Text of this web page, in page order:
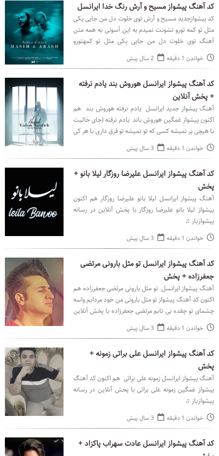
کد آهنگ پیشواز مسیح و آرش رنگ خدا ایرانسل
کد پیشوازجدید مسیح و آرش توی خلوت دل من جایی یکی
مثل تو کمه تورو نشونت نمیدم به این آسونی به همه متن
آهنگ توی خلوت دل من جایی یکی مثل تو کمهتورو
نشونت نمیدم به این آسونی به همهآخه فرق داری میدونی
که خواندن 1 دقیقه 2 سال پیش
کد آهنگ پیشواز ایرانسل هوروش بند یادم نرفته
+ پخش آنلاین
آهنگ پیشواز جدید ایرانسل یادم نرفته هوروش بند هم
اکنون پیشواز غمگین هوروش باند یادم نرفته (جای خالیت
با هیچی پر نمیشه کسی که تو نمیشه تو فرق داری با هر کی
دورمه) با پخش آنلاین در رسانه پیشوازباز
خواندن 1 دقیقه 3 سال پیش
کد آهنگ پیشواز ایرانسل علیرضا روزگار لیلا بانو +
پخش
آهنگ پیشواز ایرانسل لیلا بانو علیرضا روزگار هم اکنون
پیشواز لیلا بانو علیرضا روزگار با پخش آنلاین در رسانه
پیشوازباز ♫
خواندن 1 دقیقه 3 سال پیش
کد آهنگ پیشواز ایرانسل تو مثل بارونی مرتضی
جعفرزاده + پخش
آهنگ پیشواز ایرانسل تو مثل بارونی مرتضی جعفرزاده هم
اکنون کد آهنگ پیشواز تو مثل بارونی من خود مردابم واسه
چشمای تو چقده بی تابم مرتضی جعفرزاده با پخش آنلاین
در رسانه پیشوازباز ♫
خواندن 1 دقیقه 3 سال پیش
کد آهنگ پیشواز ایرانسل علی براتی زمونه +
پخش
آهنگ پیشواز ایرانسل زمونه علی براتی هم اکنون کد آهنگ
پیشواز غمگین زمونه علی براتی با پخش آنلاین در رسانه
پیشوازباز ♫
خواندن 1 دقیقه 3 سال پیش
کد آهنگ پیشواز ایرانسل عادت سهراب پاکزاد +